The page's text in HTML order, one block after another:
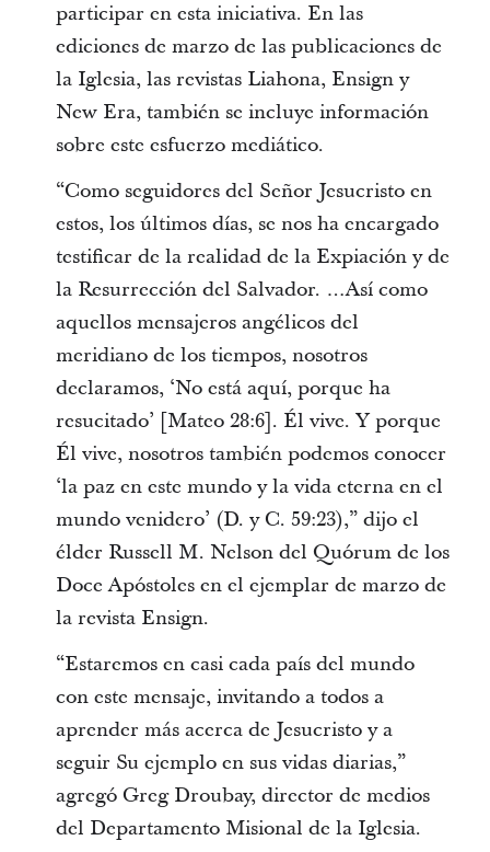
participar en esta iniciativa. En las
ediciones de marzo de las publicaciones de
la Iglesia, las revistas Liahona, Ensign y
New Era, también se incluye información
sobre este esfuerzo mediático.
“Como seguidores del Señor Jesucristo en
estos, los últimos días, se nos ha encargado
testificar de la realidad de la Expiación y de
la Resurrección del Salvador. …Así como
aquellos mensajeros angélicos del
meridiano de los tiempos, nosotros
declaramos, ‘No está aquí, porque ha
resucitado’ [Mateo 28:6]. Él vive. Y porque
Él vive, nosotros también podemos conocer
‘la paz en este mundo y la vida eterna en el
mundo venidero’ (D. y C. 59:23),” dijo el
élder Russell M. Nelson del Quórum de los
Doce Apóstoles en el ejemplar de marzo de
la revista Ensign.
“Estaremos en casi cada país del mundo
con este mensaje, invitando a todos a
aprender más acerca de Jesucristo y a
seguir Su ejemplo en sus vidas diarias,”
agregó Greg Droubay, director de medios
del Departamento Misional de la Iglesia.